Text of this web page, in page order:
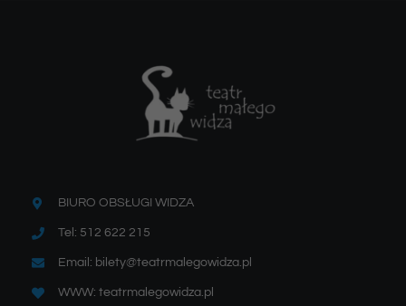
BIURO OBSŁUGI WIDZA
Tel: 512 622 215
Email: bilety@teatrmalegowidza.pl
WWW: teatrmalegowidza.pl